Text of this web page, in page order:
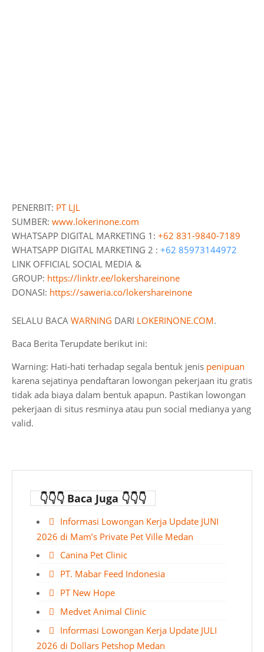
PENERBIT: PT LJL
SUMBER: www.lokerinone.com
WHATSAPP DIGITAL MARKETING 1: +62 831-9840-7189
WHATSAPP DIGITAL MARKETING 2 : +62 85973144972
LINK OFFICIAL SOCIAL MEDIA &
GROUP: https://linktr.ee/lokershareinone
DONASI: https://saweria.co/lokershareinone
SELALU BACA WARNING DARI LOKERINONE.COM.
Baca Berita Terupdate berikut ini:
Warning: Hati-hati terhadap segala bentuk jenis penipuan
karena sejatinya pendaftaran lowongan pekerjaan itu gratis
tidak ada biaya dalam bentuk apapun. Pastikan lowongan
pekerjaan di situs resminya atau pun social medianya yang
valid.
👇👇👇 Baca Juga 👇👇👇
Informasi Lowongan Kerja Update JUNI
2026 di Mam’s Private Pet Ville Medan
Canina Pet Clinic
PT. Mabar Feed Indonesia
PT New Hope
Medvet Animal Clinic
Informasi Lowongan Kerja Update JULI
2026 di Dollars Petshop Medan